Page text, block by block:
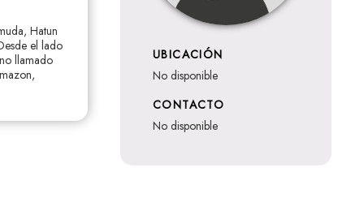
Hatun
el lado
llamado
UBICACIÓN
no disponible
CONTACTO
no disponible